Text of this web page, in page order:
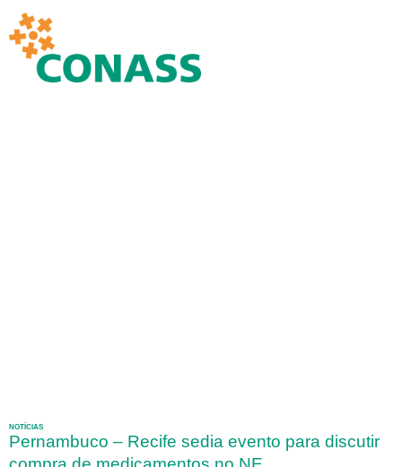
NOTÍCIAS
Pernambuco – Recife sedia evento para discutir